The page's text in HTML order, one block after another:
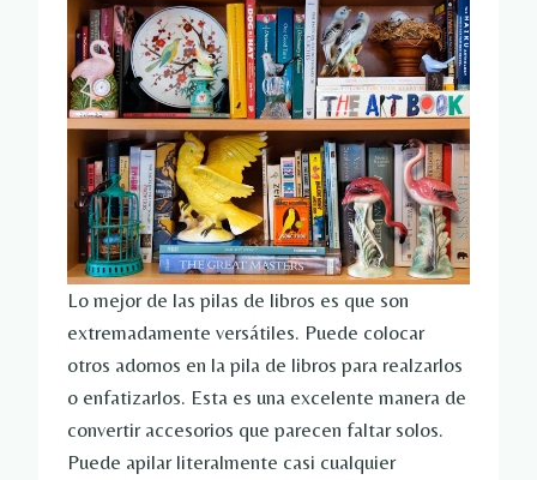
Lo mejor de las pilas de libros es que son
extremadamente versátiles. Puede colocar
otros adornos en la pila de libros para realzarlos
o enfatizarlos. Esta es una excelente manera de
convertir accesorios que parecen faltar solos.
Puede apilar literalmente casi cualquier